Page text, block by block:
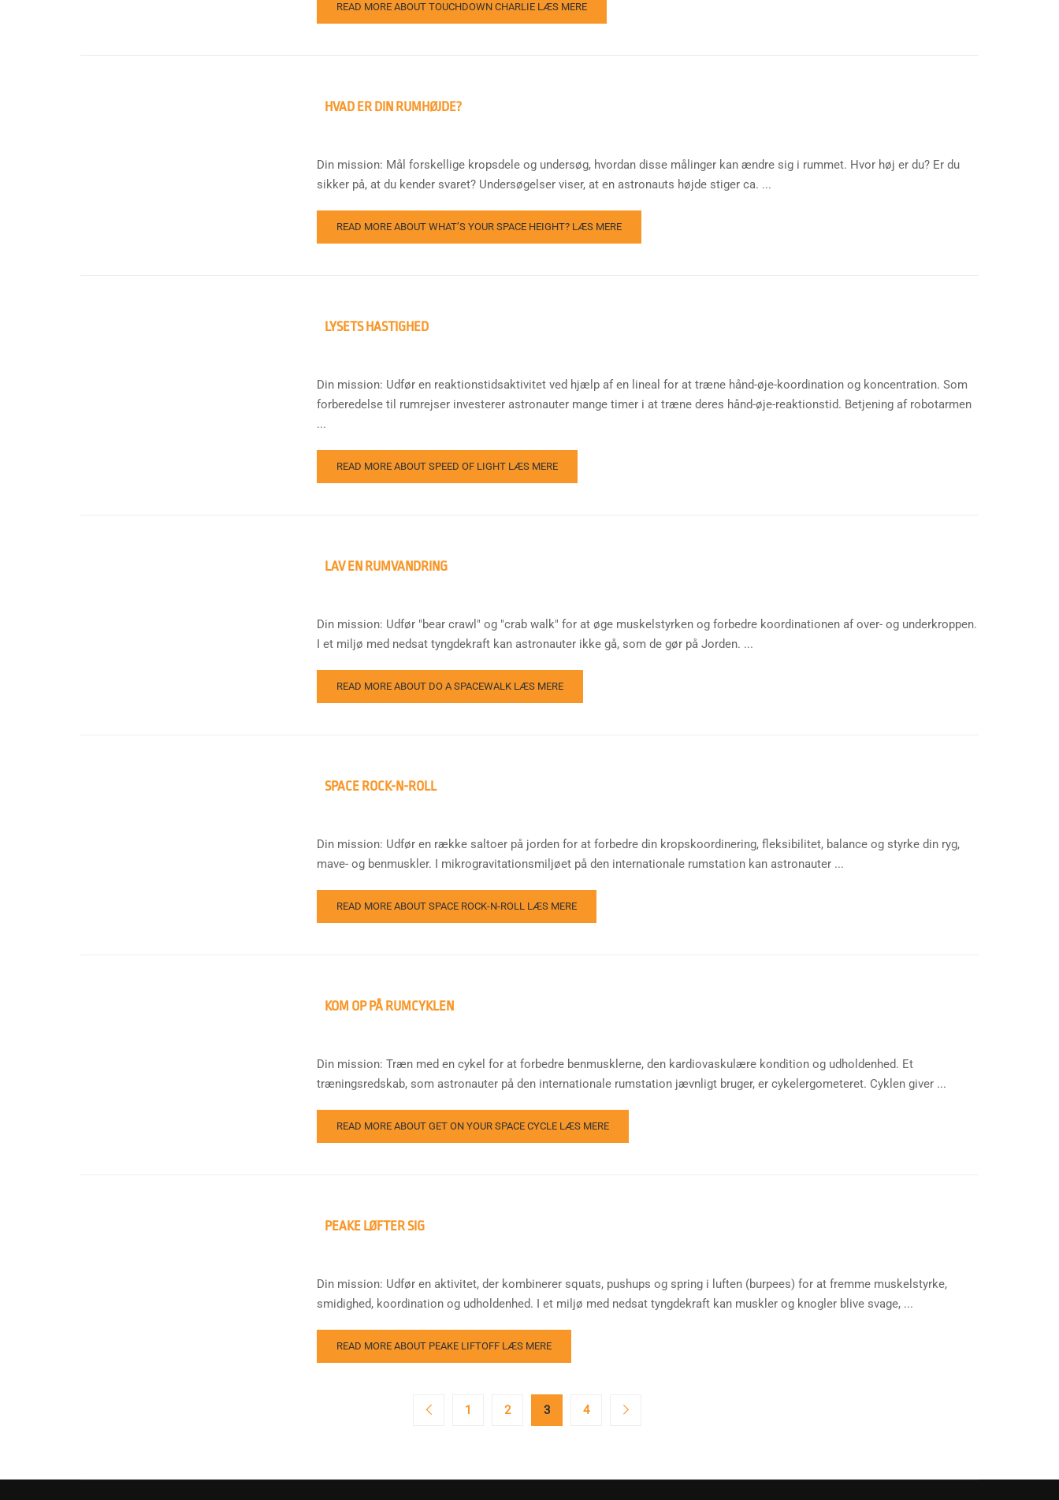
READ MORE ABOUT TOUCHDOWN CHARLIE LÆS MERE
HVAD ER DIN RUMHØJDE?
Din mission: Mål forskellige kropsdele og undersøg, hvordan disse målinger kan ændre sig i rummet. Hvor høj er du? Er du
sikker på, at du kender svaret? Undersøgelser viser, at en astronauts højde stiger ca. ...
READ MORE ABOUT WHAT’S YOUR SPACE HEIGHT? LÆS MERE
LYSETS HASTIGHED
Din mission: Udfør en reaktionstidsaktivitet ved hjælp af en lineal for at træne hånd-øje-koordination og koncentration. Som
forberedelse til rumrejser investerer astronauter mange timer i at træne deres hånd-øje-reaktionstid. Betjening af robotarmen
...
READ MORE ABOUT SPEED OF LIGHT LÆS MERE
LAV EN RUMVANDRING
Din mission: Udfør "bear crawl" og "crab walk" for at øge muskelstyrken og forbedre koordinationen af over- og underkroppen.
I et miljø med nedsat tyngdekraft kan astronauter ikke gå, som de gør på Jorden. ...
READ MORE ABOUT DO A SPACEWALK LÆS MERE
SPACE ROCK-N-ROLL
Din mission: Udfør en række saltoer på jorden for at forbedre din kropskoordinering, fleksibilitet, balance og styrke din ryg,
mave- og benmuskler. I mikrogravitationsmiljøet på den internationale rumstation kan astronauter ...
READ MORE ABOUT SPACE ROCK-N-ROLL LÆS MERE
KOM OP PÅ RUMCYKLEN
Din mission: Træn med en cykel for at forbedre benmusklerne, den kardiovaskulære kondition og udholdenhed. Et
træningsredskab, som astronauter på den internationale rumstation jævnligt bruger, er cykelergometeret. Cyklen giver ...
READ MORE ABOUT GET ON YOUR SPACE CYCLE LÆS MERE
PEAKE LØFTER SIG
Din mission: Udfør en aktivitet, der kombinerer squats, pushups og spring i luften (burpees) for at fremme muskelstyrke,
smidighed, koordination og udholdenhed. I et miljø med nedsat tyngdekraft kan muskler og knogler blive svage, ...
READ MORE ABOUT PEAKE LIFTOFF LÆS MERE
1 2 3 4